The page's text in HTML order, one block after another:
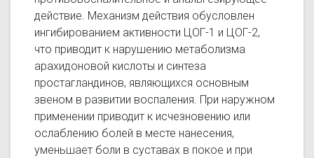
действие. Механизм действия обусловлен
ингибированием активности ЦОГ-1 и ЦОГ-2,
что приводит к нарушению метаболизма
арахидоновой кислоты и синтеза
простагландинов, являющихся основным
звеном в развитии воспаления. При наружном
применении приводит к исчезновению или
ослаблению болей в месте нанесения,
уменьшает боли в суставах в покое и при